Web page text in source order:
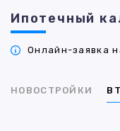
Ипотечный
Онлайн-заявка
НОВОСТРОЙКИ